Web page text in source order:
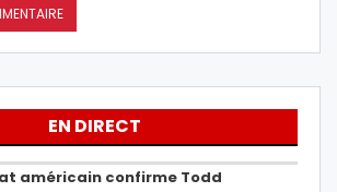
EN DIRECT
américain confirme Todd